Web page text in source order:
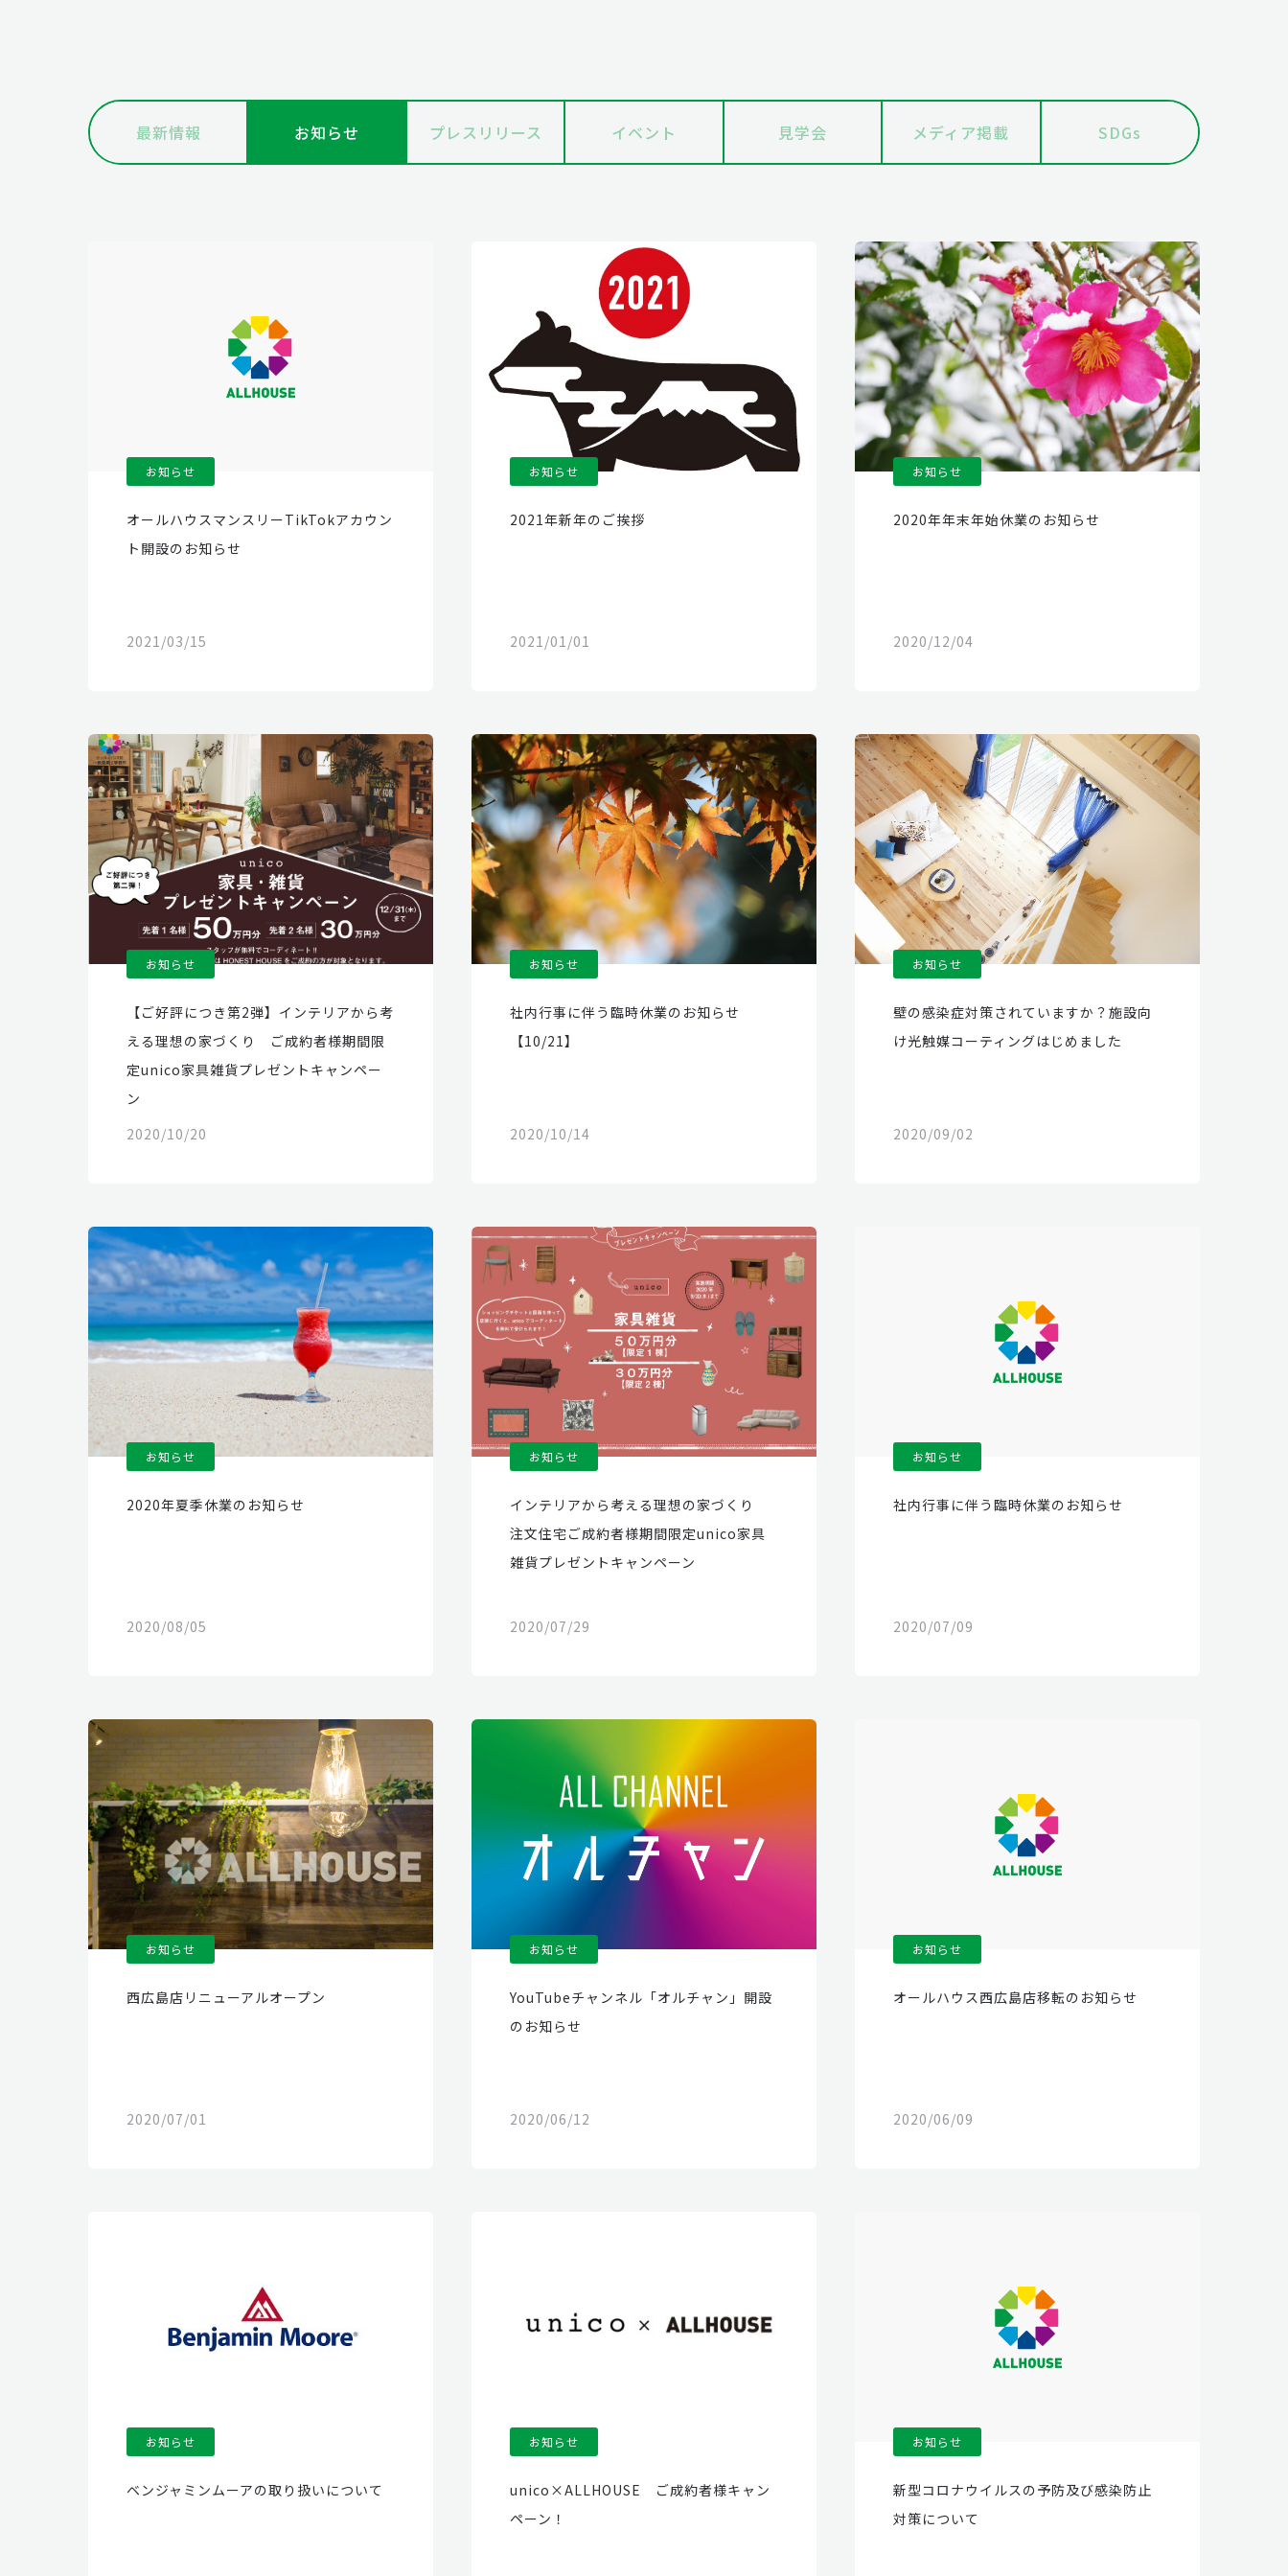
最新情報 お知らせ プレスリリース イベント 見学会 メディア掲載 SDGs
お知らせ
オールハウスマンスリーTikTokアカウン
ト開設のお知らせ
2021/03/15
お知らせ
2021年新年のご挨拶
2021/01/01
お知らせ
2020年年末年始休業のお知らせ
2020/12/04
お知らせ
【ご好評につき第2弾】インテリアから考
える理想の家づくり ご成約者様期間限
定unico家具雑貨プレゼントキャンペー
ン
2020/10/20
お知らせ
社内行事に伴う臨時休業のお知らせ
【10/21】
2020/10/14
お知らせ
壁の感染症対策されていますか？施設向
け光触媒コーティングはじめました
2020/09/02
お知らせ
2020年夏季休業のお知らせ
2020/08/05
お知らせ
インテリアから考える理想の家づくり
注文住宅ご成約者様期間限定unico家具
雑貨プレゼントキャンペーン
2020/07/29
お知らせ
社内行事に伴う臨時休業のお知らせ
2020/07/09
お知らせ
西広島店リニューアルオープン
2020/07/01
お知らせ
YouTubeチャンネル「オルチャン」開設
のお知らせ
2020/06/12
お知らせ
オールハウス西広島店移転のお知らせ
2020/06/09
お知らせ
ベンジャミンムーアの取り扱いについて
お知らせ
unico×ALLHOUSE ご成約者様キャン
ペーン！
お知らせ
新型コロナウイルスの予防及び感染防止
対策について